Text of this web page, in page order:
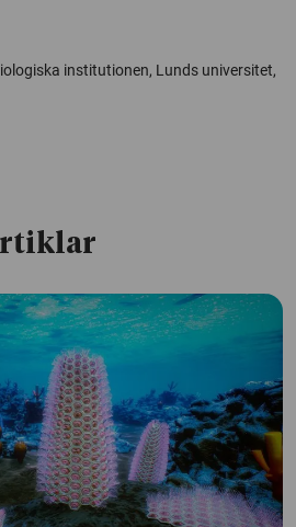
institutionen, Lunds universitet,